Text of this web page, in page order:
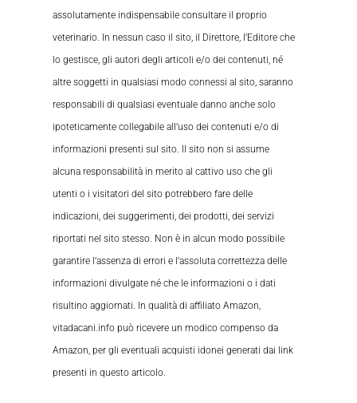
assolutamente indispensabile consultare il proprio
veterinario. In nessun caso il sito, il Direttore, l’Editore che
lo gestisce, gli autori degli articoli e/o dei contenuti, né
altre soggetti in qualsiasi modo connessi al sito, saranno
responsabili di qualsiasi eventuale danno anche solo
ipoteticamente collegabile all’uso dei contenuti e/o di
informazioni presenti sul sito. Il sito non si assume
alcuna responsabilità in merito al cattivo uso che gli
utenti o i visitatori del sito potrebbero fare delle
indicazioni, dei suggerimenti, dei prodotti, dei servizi
riportati nel sito stesso. Non è in alcun modo possibile
garantire l’assenza di errori e l’assoluta correttezza delle
informazioni divulgate né che le informazioni o i dati
risultino aggiornati. In qualità di affiliato Amazon,
vitadacani.info può ricevere un modico compenso da
Amazon, per gli eventuali acquisti idonei generati dai link
presenti in questo articolo.